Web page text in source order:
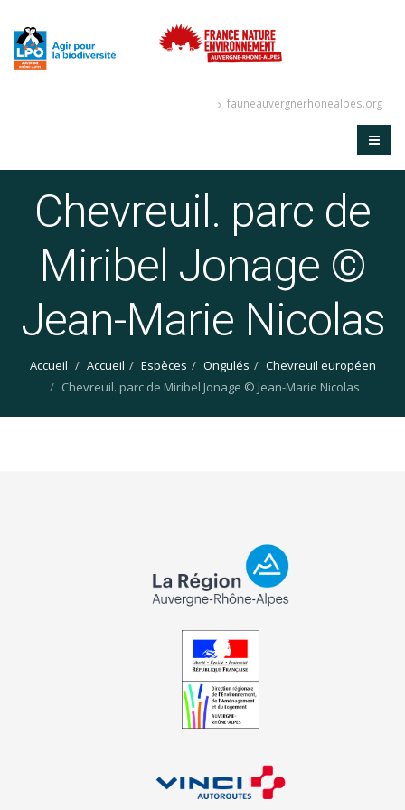
fauneauvergnerhonealpes.org
Chevreuil. parc de
Miribel Jonage ©
Jean-Marie Nicolas
Accueil Accueil Espèces Ongulés
Chevreuil européen
Chevreuil. parc de Miribel Jonage © Jean-Marie Nicolas